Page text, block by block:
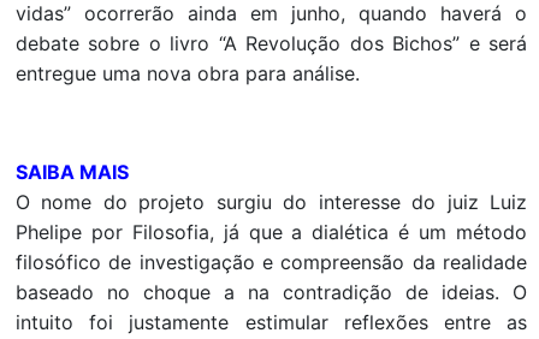
vidas” ocorrerão ainda em junho, quando haverá o
debate sobre o livro “A Revolução dos Bichos” e será
entregue uma nova obra para análise.
SAIBA MAIS
O nome do projeto surgiu do interesse do juiz Luiz
Phelipe por Filosofia, já que a dialética é um método
filosófico de investigação e compreensão da realidade
baseado no choque a na contradição de ideias. O
intuito foi justamente estimular reflexões entre as